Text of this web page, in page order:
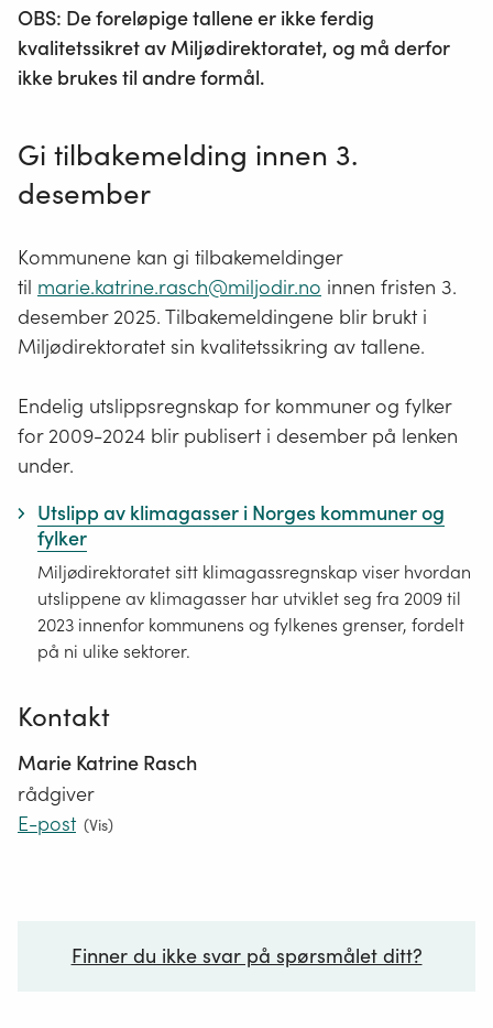
OBS: De foreløpige tallene er ikke ferdig
kvalitetssikret av Miljødirektoratet, og må derfor
ikke brukes til andre formål.
Gi tilbakemelding innen 3.
desember
Kommunene kan gi tilbakemeldinger
til marie.katrine.rasch@miljodir.no innen fristen 3.
desember 2025. Tilbakemeldingene blir brukt i
Miljødirektoratet sin kvalitetssikring av tallene.
Endelig utslippsregnskap for kommuner og fylker
for 2009-2024 blir publisert i desember på lenken
under.
Utslipp av klimagasser i Norges kommuner og
fylker
Miljødirektoratet sitt klimagassregnskap viser hvordan
utslippene av klimagasser har utviklet seg fra 2009 til
2023 innenfor kommunens og fylkenes grenser, fordelt
på ni ulike sektorer.
Kontakt
Marie Katrine Rasch
rådgiver
E-post (Vis)
Finner du ikke svar på spørsmålet ditt?